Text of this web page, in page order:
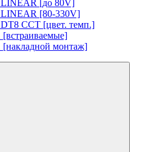
[до 80V]
[80-330V]
CCT [цвет. темп.]
[накладной монтаж]